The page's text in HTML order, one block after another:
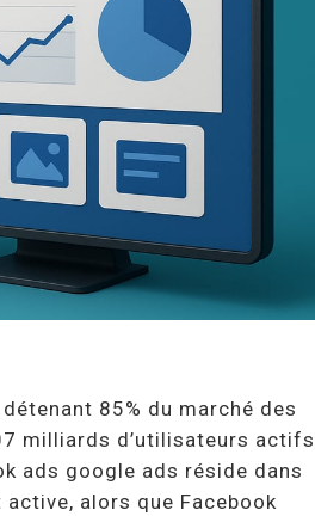
85% du marché des
milliards d’utilisateurs actifs
ads google ads réside dans
active, alors que Facebook